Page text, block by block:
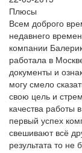
Плюсы
Всем доброго
недавнего
компании
работала в
документы и
могу смело
свою цель и
качества работы
первый успех
свешивают всё
результата то не